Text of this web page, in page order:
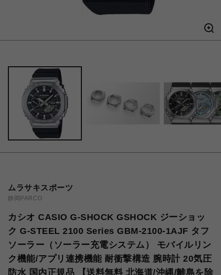
ムラサキスポーツ
静岡PARCO
カシオ CASIO G-SHOCK GSHOCK ジーショッ
ク G-STEEL 2100 Series GBM-2100-1AJF タフ
ソーラー（ソーラー充電システム） モバイルリン
ク機能/アプリ連携機能 耐衝撃構造 腕時計 20気圧
防水 国内正規品 【送料無料 北海道/沖縄/離島を除